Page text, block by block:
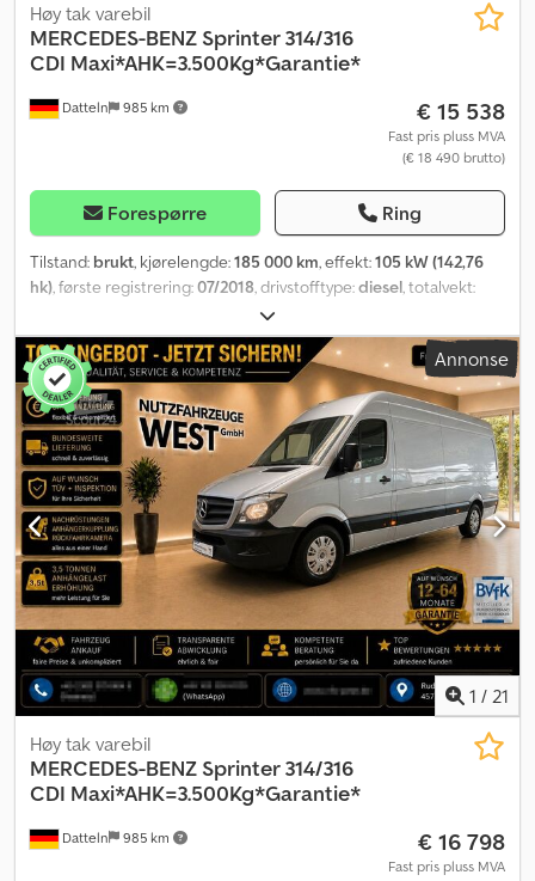
Datteln 985 km
Høy tak varebil
MERCEDES-BENZ Sprinter 314/316
CDI Maxi*AHK=3.500Kg*Garantie*
€ 15 538
Fast pris pluss MVA
(€ 18 490 brutto)
Forespørre Ring
Tilstand: brukt, kjørelengde:185 000 km, effekt:105 kW (142,76
hk), første registrering:07/2018, drivstofftype:diesel, totalvekt:
mekanisk
antall seter:2, total lengde:7 000 mm, lasteromslengde:4 300
mm, lasteplassbredde:1 780 mm, lasteromshøyde: 1 920 mm,
Utstyr: ABS, aircondition, navigasjonssystem, parkeringsvarmer,
partikkelfilter, sentral låsing,
Annonse
1 / 21
Datteln 985 km
Høy tak varebil
MERCEDES-BENZ Sprinter 314/316
CDI Maxi*AHK=3.500Kg*Garantie*
€ 16 798
Fast pris pluss MVA